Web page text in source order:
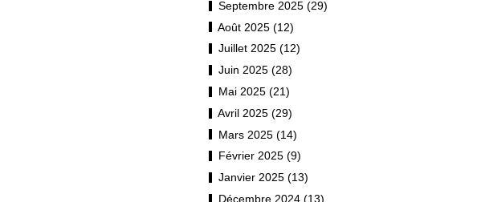
Septembre 2025 (29)
Août 2025 (12)
Juillet 2025 (12)
Juin 2025 (28)
Mai 2025 (21)
Avril 2025 (29)
Mars 2025 (14)
Février 2025 (9)
Janvier 2025 (13)
Décembre 2024 (13)